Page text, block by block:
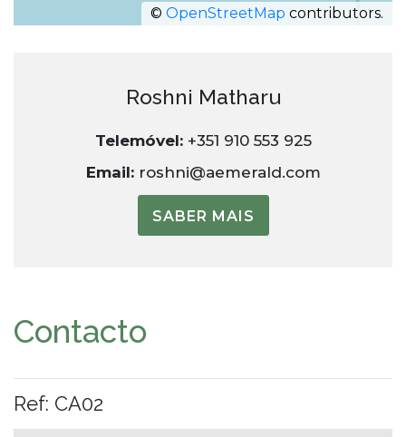
© OpenStreetMap contributors.
Roshni Matharu
Telemóvel: +351 910 553 925
Email: roshni@aemerald.com
SABER MAIS
Contacto
Ref: CA02